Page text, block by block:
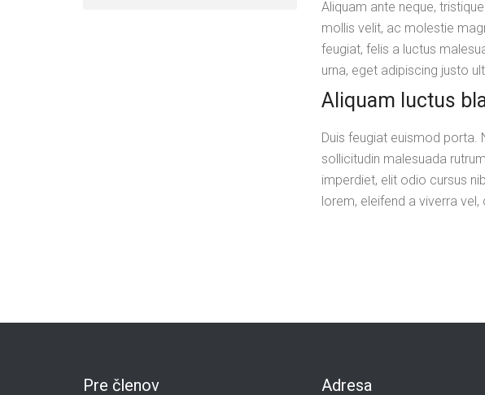
Aliquam ante neque,
mollis velit, ac molestie
feugiat, felis a luctus
urna, eget adipiscing justo
Aliquam luctus
Duis feugiat euismod porta.
sollicitudin malesuada
imperdiet, elit odio cursus
lorem, eleifend a viverra
Pre členov Adresa